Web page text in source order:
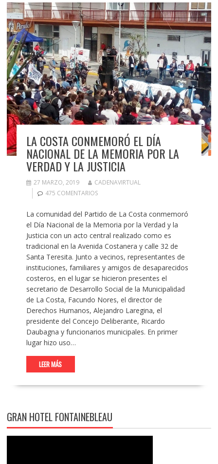
LA COSTA CONMEMORÓ EL DÍA
NACIONAL DE LA MEMORIA POR LA
VERDAD Y LA JUSTICIA
27 MARZO, 2019
CADENAVIRTUAL
475 COMENTARIOS
La comunidad del Partido de La Costa conmemoró
el Día Nacional de la Memoria por la Verdad y la
Justicia con un acto central realizado como es
tradicional en la Avenida Costanera y calle 32 de
Santa Teresita. Junto a vecinos, representantes de
instituciones, familiares y amigos de desaparecidos
costeros, en el lugar se hicieron presentes el
secretario de Desarrollo Social de la Municipalidad
de La Costa, Facundo Nores, el director de
Derechos Humanos, Alejandro Laregina, el
presidente del Concejo Deliberante, Ricardo
Daubagna y funcionarios municipales. En primer
lugar hizo uso…
LEER MÁS
GRAN HOTEL FONTAINEBLEAU